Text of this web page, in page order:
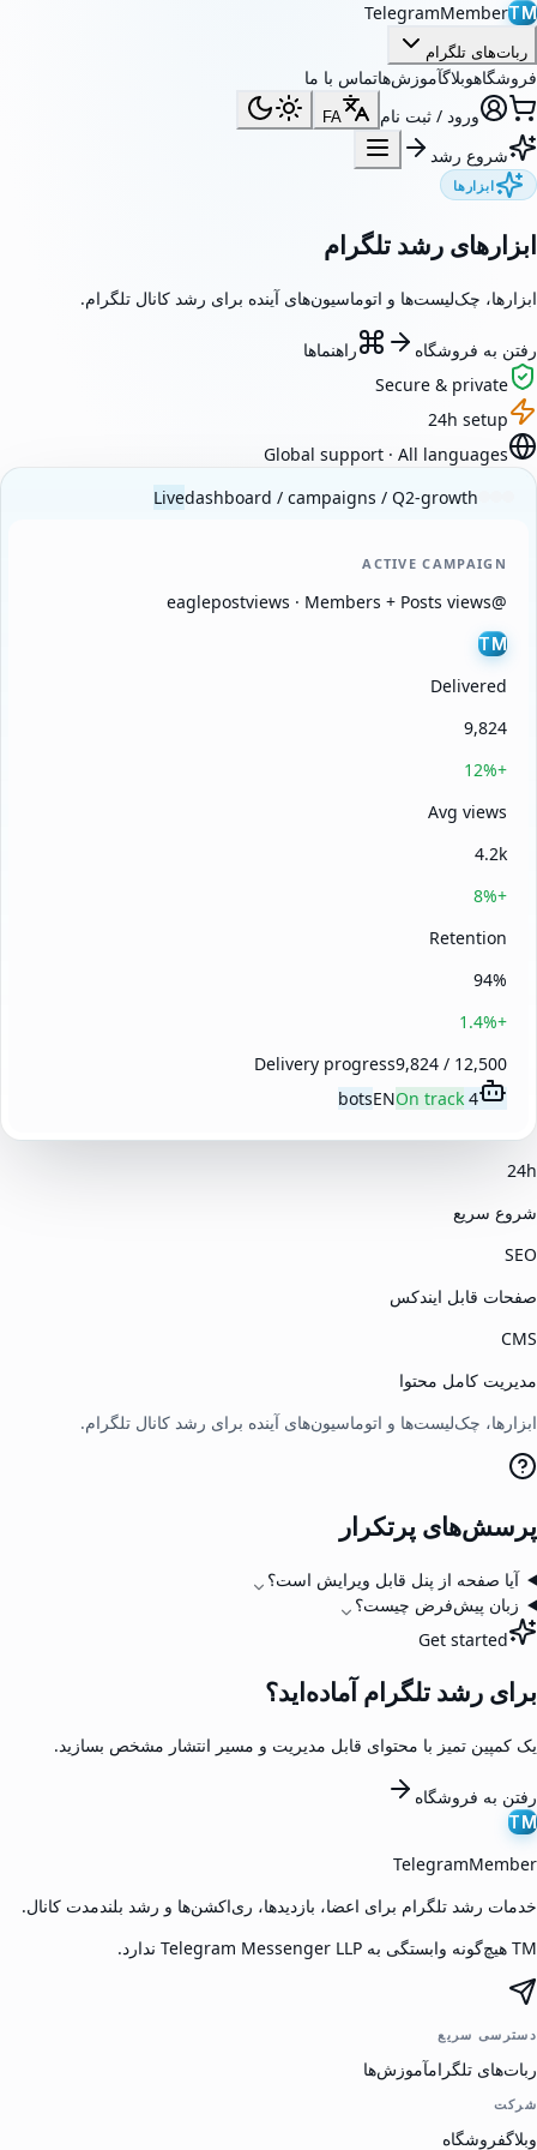
TM
TelegramMember
ربات‌های تلگرام
فروشگاهوبلاگآموزش‌هاتماس با ما
ورود / ثبت نام
FA
شروع رشد
ابزارها
ابزارهای رشد تلگرام
ابزارها، چک‌لیست‌ها و اتوماسیون‌های آینده برای رشد کانال تلگرام.
رفتن به فروشگاه
راهنماها
Secure & private
24h setup
Global support · All languages
dashboard / campaigns / Q2-growth
Live
ACTIVE CAMPAIGN
@eaglepostviews · Members + Posts views
TM
Delivered
9,824
+12%
Avg views
4.2k
+8%
Retention
94%
+1.4%
Delivery progress9,824 / 12,500
4 bots
ENOn track
24h
شروع سریع
SEO
صفحات قابل ایندکس
CMS
مدیریت کامل محتوا
ابزارها، چک‌لیست‌ها و اتوماسیون‌های آینده برای رشد کانال تلگرام.
پرسش‌های پرتکرار
آیا صفحه از پنل قابل ویرایش است؟
زبان پیش‌فرض چیست؟
Get started
برای رشد تلگرام آماده‌اید؟
یک کمپین تمیز با محتوای قابل مدیریت و مسیر انتشار مشخص بسازید.
رفتن به فروشگاه
TM
TelegramMember
خدمات رشد تلگرام برای اعضا، بازدیدها، ری‌اکشن‌ها و رشد بلندمدت کانال.
TM هیچ‌گونه وابستگی به Telegram Messenger LLP ندارد.
دسترسی سریع
ربات‌های تلگرامآموزش‌ها
شرکت
وبلاگفروشگاه